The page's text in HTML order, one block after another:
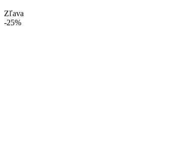
Zľava
-25%